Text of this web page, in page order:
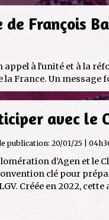
François
à l'unité et à la
France. Un message
avec le
publication: 20/01/25 |
d’Agen et le
clé pour
Créée en 2022,